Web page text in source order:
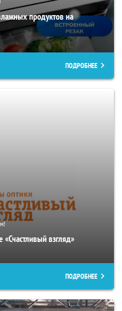
продуктов на
ПОДРОБНЕЕ
«Счастливый взгляд»
ПОДРОБНЕЕ